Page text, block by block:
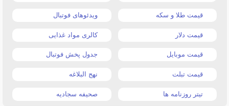
قیمت طلا و سکه ویدئوهای فوتبال
قیمت دلار کالری مواد غذایی
قیمت موبایل جدول پخش فوتبال
قیمت تبلت نهج البلاغه
تیتر روزنامه ها صحیفه سجادیه